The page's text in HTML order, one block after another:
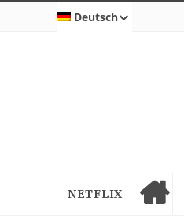
Deutsch
NETFLIX